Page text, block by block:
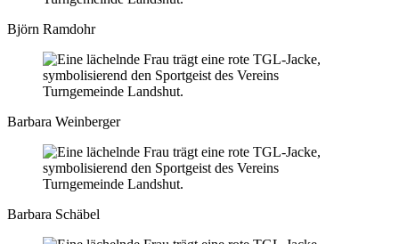
Björn Ramdohr
Barbara Weinberger
Barbara Schäbel